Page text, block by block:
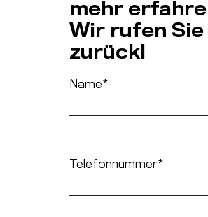
mehr
Wir rufen Sie
zurück!
Name*
Telefonnummer*